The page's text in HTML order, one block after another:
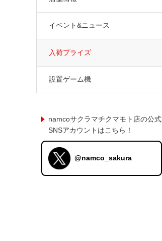
イベント&ニュース
入荷プライズ
設置ゲーム機
namcoサクラマチクマモト店の公式
SNSアカウントはこちら！
@namco_sakura